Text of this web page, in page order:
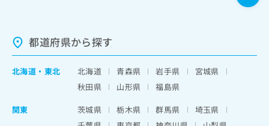
都道府県から探す
北海道 ・ 東北 北海道 青森県 岩手県
宮城県
秋田県
山形県
福島県
関東
茨城県 栃木県 群馬県
埼玉県